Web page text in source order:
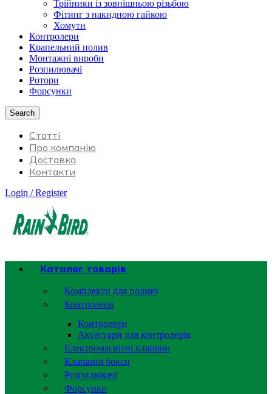
Трійники із зовнішньою різьбою
Фітинг з накидною гайкою
Хомути
Контролери
Крапельний полив
Монтажні вироби
Розпилювачі
Ротори
Форсунки
Search
Статті
Про компанію
Доставка
Контакти
Login / Register
Каталог товарів
Комплекти для поливу
Контролери
Контролери
Аксесуари для контролерів
Електромагнітні клапани
Клапанні бокси
Розпилювачі
Форсунки